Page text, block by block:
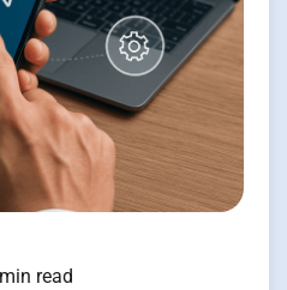
read